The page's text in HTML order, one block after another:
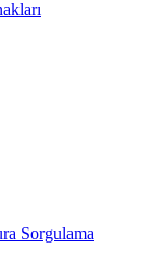
Sorgulama